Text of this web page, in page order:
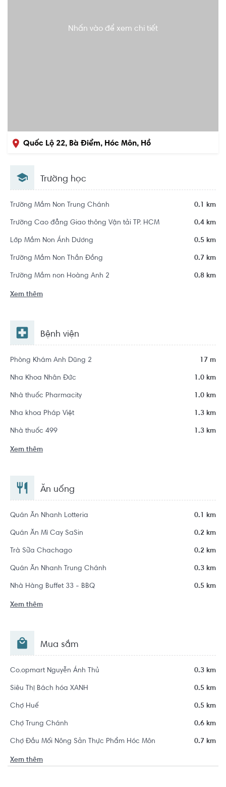
Nhấn vào để xem chi tiết
Quốc Lộ 22, Bà Điểm, Hóc Môn, Hồ
Trường học
Trường Mầm Non Trung Chánh 0.1 km
Trường Cao đẳng Giao thông Vận tải TP. HCM 0.4 km
Lớp Mầm Non Ánh Dương 0.5 km
Trường Mầm Non Thần Đồng 0.7 km
Trường Mầm non Hoàng Anh 2 0.8 km
Xem thêm
Bệnh viện
Phòng Khám Anh Dũng 2 17 m
Nha Khoa Nhân Đức 1.0 km
Nhà thuốc Pharmacity 1.0 km
Nha khoa Pháp Việt 1.3 km
Nhà thuốc 499 1.3 km
Xem thêm
Ăn uống
Quán Ăn Nhanh Lotteria 0.1 km
Quán Ăn Mì Cay SaSin 0.2 km
Trà Sữa Chachago 0.2 km
Quán Ăn Nhanh Trung Chánh 0.3 km
Nhà Hàng Buffet 33 - BBQ 0.5 km
Xem thêm
Mua sắm
Co.opmart Nguyễn Ảnh Thủ 0.3 km
Siêu Thị Bách hóa XANH 0.5 km
Chợ Huế 0.5 km
Chợ Trung Chánh 0.6 km
Chợ Đầu Mối Nông Sản Thực Phẩm Hóc Môn 0.7 km
Xem thêm